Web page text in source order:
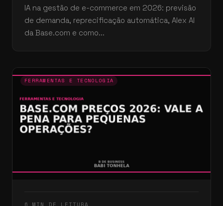
IA na gestão de e-commerce em 2026: previsão
de demanda, reprecificação automática, Alex AI
da Base.com e como...
FERRAMENTAS E TECNOLOGIA
6 MIN DE LEITURA